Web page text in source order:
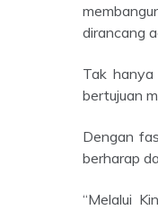
dirancang
Tak hanya bisnis di bidang pendidikan itu, KinderCyl juga menyediakan kelas Public Speaking bagi anak SD,
bertujuan
Dengan fasilitas belajar yang nyaman dan aman, serta dukungan tenaga pengajar yang profesional, KinderCyl
berharap
“Melalui KinderCyl, kami ingin memberikan pengalaman belajar terbaik dan menyenangkan bagi anak-anak.